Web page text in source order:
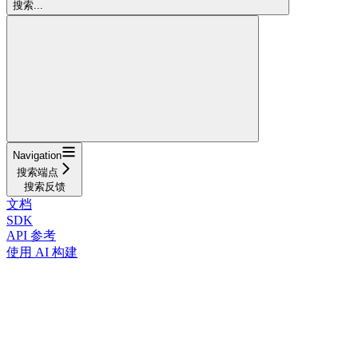
搜索...
Navigation
搜索端点
搜索反馈
文档
SDK
API 参考
使用 AI 构建